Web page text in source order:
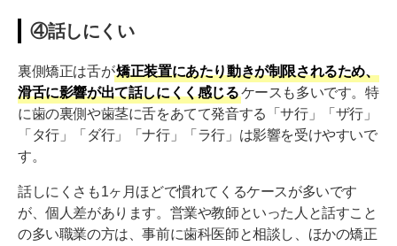
④話しにくい
裏側矯正は舌が矯正装置にあたり動きが制限されるため、
滑舌に影響が出て話しにくく感じるケースも多いです。特
に歯の裏側や歯茎に舌をあてて発音する「サ行」「ザ行」
「タ行」「ダ行」「ナ行」「ラ行」は影響を受けやすいで
す。
話しにくさも1ヶ月ほどで慣れてくるケースが多いです
が、個人差があります。営業や教師といった人と話すこと
の多い職業の方は、事前に歯科医師と相談し、ほかの矯正